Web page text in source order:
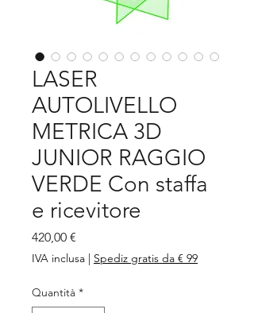
LASER
AUTOLIVELLO
METRICA 3D
JUNIOR RAGGIO
VERDE Con staffa
e ricevitore
420,00 €
IVA inclusa | Spediz gratis da € 99
Quantità *